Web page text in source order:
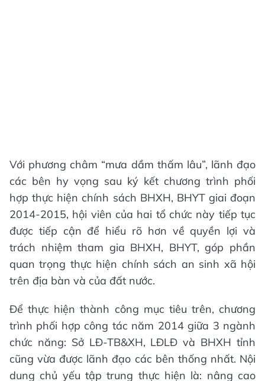
Với phương châm “mưa dầm thấm lâu”, lãnh đạo
các bên hy vọng sau ký kết chương trình phối
hợp thực hiện chính sách BHXH, BHYT giai đoạn
2014-2015, hội viên của hai tổ chức này tiếp tục
được tiếp cận để hiểu rõ hơn về quyền lợi và
trách nhiệm tham gia BHXH, BHYT, góp phần
quan trọng thực hiện chính sách an sinh xã hội
trên địa bàn và của đất nước.
Để thực hiện thành công mục tiêu trên, chương
trình phối hợp công tác năm 2014 giữa 3 ngành
chức năng: Sở LĐ-TB&XH, LĐLĐ và BHXH tỉnh
cũng vừa được lãnh đạo các bên thống nhất. Nội
dung chủ yếu tập trung thực hiện là: nâng cao